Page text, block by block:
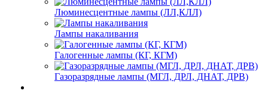
Люминесцентные лампы (ЛЛ,КЛЛ)
Лампы накаливания
Галогенные лампы (КГ, КГМ)
Газоразрядные лампы (МГЛ, ДРЛ, ДНАТ, ДРВ)